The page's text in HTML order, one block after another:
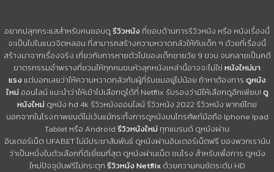
อยากปลุกกระแสสำหรับคนชอบดู รีวิวหนัง ที่ชอบด้านการรีวิวหนัง หรือ หนังเรื่องนี้
จะเป็นไปในแนวจิตหลอน ที่สามารถสร้างความหวาดกลัวให้กับเด็ก ๆ ด้วยที่เรื่องนี้
สร้างมาจากเรื่องจริง เกี่ยวกับการหายตัวไปของเด็กชายวัย 9 ขวบ จนกลายเป็นคดี
ฆาตรกรรมอำพรางที่ชวนให้ทุกคนขนหัวลุกหนังเหล่านี้อาจจะไม่ใช่ หนังใหม่มา
แรง แต่บอกเลยว่าให้ความหวาดกลัวกับผู้ที่รับชมอยู่ไม่น้อย ถ้าหาต้องการ ดูหนัง
ใหม่ ออนไลน์ แนะนำว่าให้เข้าไปเลือกดูได้ที่ Netflix รับรองว่ามีให้เลือกดูอีกเพียบ! ดู
หนังใหม่ ดูหนัง hd 4k รีวิวหนังออนไลน์ รีวิวหนัง 2022 รีวิวหนัง พากย์ไทย
นอกจากในโรงภาพยนต์ไม่เว้นแม้กระทั้งการดูหนังบนโทรศัพท์มือถือ Iphone Ipad
Tablet หรือ Android รีวิวหนังใหม่ ทุกแบรนด์ ดูหนังผ่าน
อินเตอร์เน็ต UFABET ไม่มีประชาสัมพันธ์ ดูหนังผ่านอินเตอร์เน็ตฟรี ของพวกเรานับ
ว่าเป็นหนึ่งในตัวเลือกที่ดีเยี่ยมที่สุด ดูหนังผ่านเน็ต ชนโรง สำหรับเพื่อการ ดูหนัง
ใหม่ปัจจุบันฟรีไม่กระตุก รีวิวหนัง Netflix ด้วยความคมชัดระดับ HD